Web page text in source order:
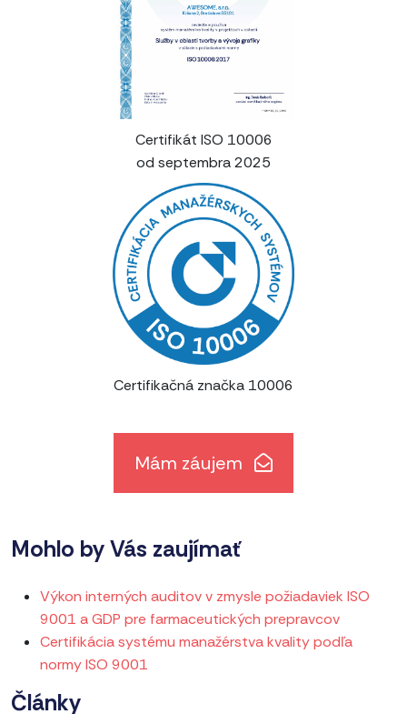
Certifikát ISO 10006
od septembra 2025
Certifikačná značka 10006
Mám záujem
Mohlo by Vás zaujímať
Výkon interných auditov v zmysle požiadaviek ISO
9001 a GDP pre farmaceutických prepravcov
Certifikácia systému manažérstva kvality podľa
normy ISO 9001
Články